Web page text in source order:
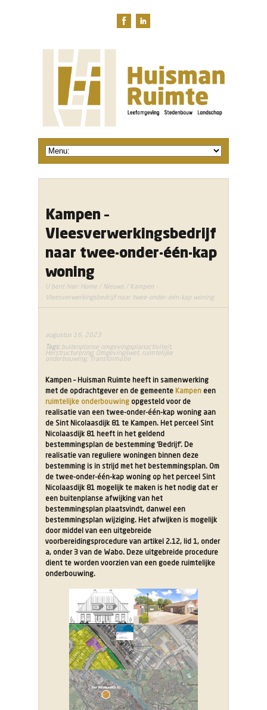
Kampen –
Vleesverwerkingsbedrijf
naar twee-onder-één-kap
woning
U bent hier: Home / Nieuws/ Kampen -
Vleesverwerkingsbedrijf naar twee-onder-één-kap woning
augustus 16, 2023
Tags: buitenplanse omgevingsplanactiviteit,
Herstructurering, Omgevingswet, ruimtelijke
onderbouwing, Transformatie
Kampen – Huisman Ruimte heeft in samenwerking
met de opdrachtgever en de gemeente Kampen een
ruimtelijke onderbouwing opgesteld voor de
realisatie van een twee-onder-één-kap woning aan
de Sint Nicolaasdijk 81 te Kampen. Het perceel Sint
Nicolaasdijk 81 heeft in het geldend
bestemmingsplan de bestemming ‘Bedrijf’. De
realisatie van reguliere woningen binnen deze
bestemming is in strijd met het bestemmingsplan. Om
de twee-onder-één-kap woning op het perceel Sint
Nicolaasdijk 81 mogelijk te maken is het nodig dat er
een buitenplanse afwijking van het
bestemmingsplan plaatsvindt, danwel een
bestemmingsplan wijziging. Het afwijken is mogelijk
door middel van een uitgebreide
voorbereidingsprocedure van artikel 2.12, lid 1, onder
a, onder 3 van de Wabo. Deze uitgebreide procedure
dient te worden voorzien van een goede ruimtelijke
onderbouwing.